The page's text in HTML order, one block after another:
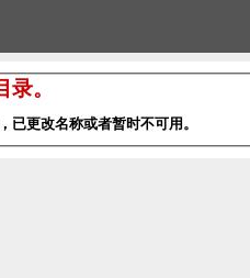
。
已更改名称或者暂时不可用。